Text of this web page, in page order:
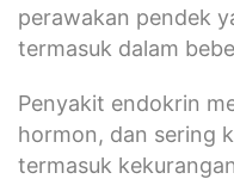
perawakan pendek
termasuk dalam
Penyakit endokrin
hormon, dan sering
termasuk